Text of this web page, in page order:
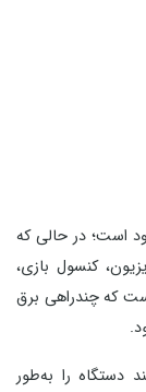
است؛ در حالی که
کنسول بازی،
که چندراهی برق
دستگاه را به‌طور